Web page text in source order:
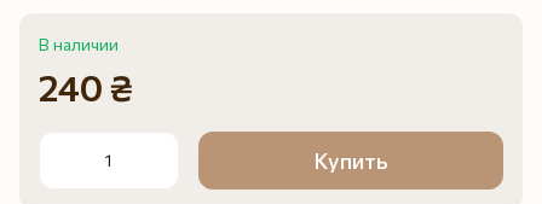
В наличии
240 ₴
Купить